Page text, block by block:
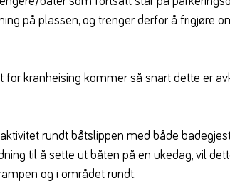
på plassen, og trenger derfor å frigjøre
kranheising kommer så snart dette er
rundt båtslippen med både
til å sette ut båten på en ukedag, vil
og i området rundt.